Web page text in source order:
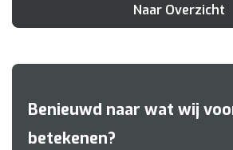
Naar Overzicht
Benieuwd naar wat wij
betekenen?